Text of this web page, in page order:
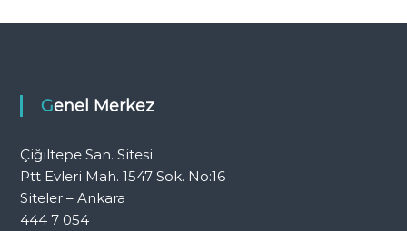
Genel Merkez
Çiğiltepe San. Sitesi
Ptt Evleri Mah. 1547 Sok. No:16
Siteler – Ankara
444 7 054